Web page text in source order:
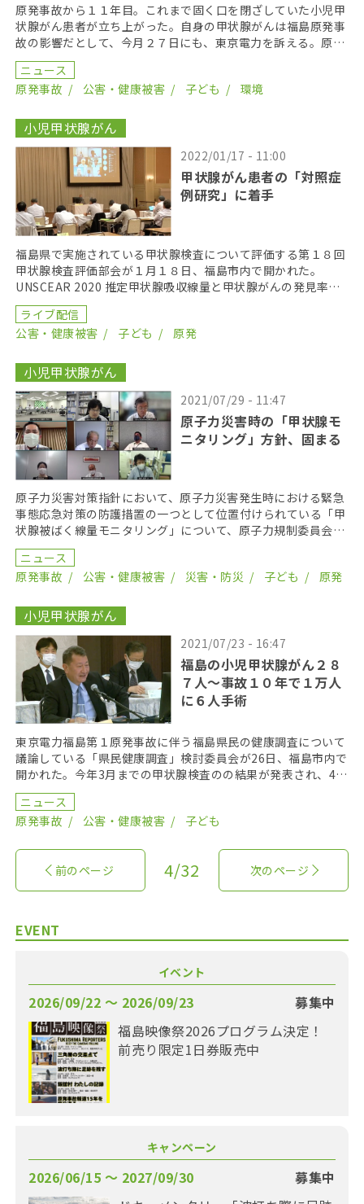
原発事故から１１年目。これまで固く口を閉ざしていた小児甲
状腺がん患者が立ち上がった。自身の甲状腺がんは福島原発事
故の影響だとして、今月２７日にも、東京電力を訴える。原発
事故の放射線被ばく影響について、同社を訴える集団訴訟 […]
ニュース
原発事故
公害・健康被害 子ども 環境
小児甲状腺がん
2022/01/17 - 11:00
甲状腺がん患者の「対照症
例研究」に着手
福島県で実施されている甲状腺検査について評価する第１８回
甲状腺検査評価部会が１月１８日、福島市内で開かれた。
UNSCEAR 2020 推定甲状腺吸収線量と甲状腺がんの発見率と
関連を分析した結果、被曝とがんの間に関連は見ら […]
ライブ配信
公害・健康被害
子ども 原発
小児甲状腺がん
2021/07/29 - 11:47
原子力災害時の「甲状腺モ
ニタリング」方針、固まる
原子力災害対策指針において、原子力災害発生時における緊急
事態応急対策の防護措置の一つとして位置付けられている「甲
状腺被ばく線量モニタリング」について、原子力規制委員会の
「緊急時の甲状腺被ば く線量モニタリングに関する検討 […]
ニュース
原発事故
公害・健康被害 災害・防災 子ども 原発
小児甲状腺がん
2021/07/23 - 16:47
福島の小児甲状腺がん２８
７人〜事故１０年で１万人
に６人手術
東京電力福島第１原発事故に伴う福島県民の健康調査について
議論している「県民健康調査」検討委員会が26日、福島市内で
開かれた。今年3月までの甲状腺検査のの結果が発表され、4巡
目で３人、25歳の節目検診で１人、穿刺細胞診で甲 […]
ニュース
原発事故
公害・健康被害 子ども
前のページ 4/32 次のページ
EVENT
イベント
2026/09/22 〜 2026/09/23
募集中
福島映像祭2026プログラム決定！
前売り限定1日券販売中
キャンペーン
2026/06/15 〜 2027/09/30
募集中